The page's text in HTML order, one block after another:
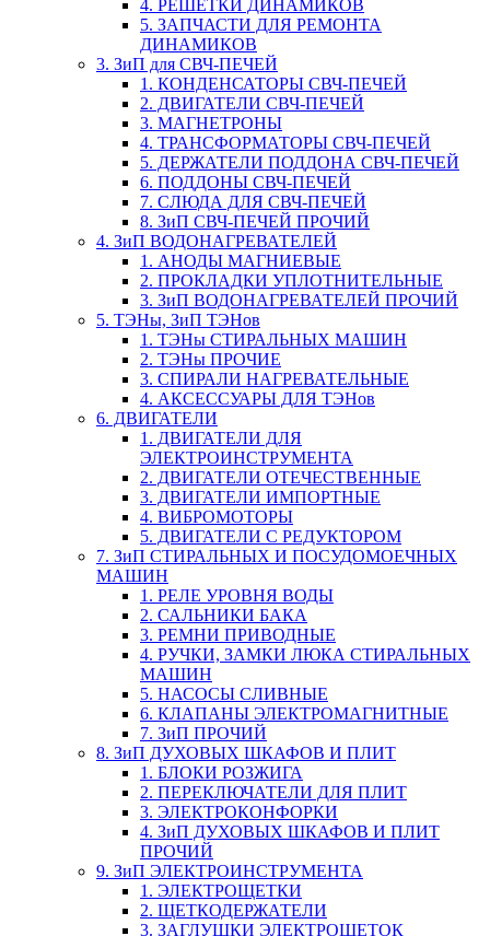
4. РЕШЕТКИ ДИНАМИКОВ
5. ЗАПЧАСТИ ДЛЯ РЕМОНТА
ДИНАМИКОВ
3. ЗиП для СВЧ-ПЕЧЕЙ
1. КОНДЕНСАТОРЫ СВЧ-ПЕЧЕЙ
2. ДВИГАТЕЛИ СВЧ-ПЕЧЕЙ
3. МАГНЕТРОНЫ
4. ТРАНСФОРМАТОРЫ СВЧ-ПЕЧЕЙ
5. ДЕРЖАТЕЛИ ПОДДОНА СВЧ-ПЕЧЕЙ
6. ПОДДОНЫ СВЧ-ПЕЧЕЙ
7. СЛЮДА ДЛЯ СВЧ-ПЕЧЕЙ
8. ЗиП СВЧ-ПЕЧЕЙ ПРОЧИЙ
4. ЗиП ВОДОНАГРЕВАТЕЛЕЙ
1. АНОДЫ МАГНИЕВЫЕ
2. ПРОКЛАДКИ УПЛОТНИТЕЛЬНЫЕ
3. ЗиП ВОДОНАГРЕВАТЕЛЕЙ ПРОЧИЙ
5. ТЭНы, ЗиП ТЭНов
1. ТЭНы СТИРАЛЬНЫХ МАШИН
2. ТЭНы ПРОЧИЕ
3. СПИРАЛИ НАГРЕВАТЕЛЬНЫЕ
4. АКСЕССУАРЫ ДЛЯ ТЭНов
6. ДВИГАТЕЛИ
1. ДВИГАТЕЛИ ДЛЯ
ЭЛЕКТРОИНСТРУМЕНТА
2. ДВИГАТЕЛИ ОТЕЧЕСТВЕННЫЕ
3. ДВИГАТЕЛИ ИМПОРТНЫЕ
4. ВИБРОМОТОРЫ
5. ДВИГАТЕЛИ С РЕДУКТОРОМ
7. ЗиП СТИРАЛЬНЫХ И ПОСУДОМОЕЧНЫХ
МАШИН
1. РЕЛЕ УРОВНЯ ВОДЫ
2. САЛЬНИКИ БАКА
3. РЕМНИ ПРИВОДНЫЕ
4. РУЧКИ, ЗАМКИ ЛЮКА СТИРАЛЬНЫХ
МАШИН
5. НАСОСЫ СЛИВНЫЕ
6. КЛАПАНЫ ЭЛЕКТРОМАГНИТНЫЕ
7. ЗиП ПРОЧИЙ
8. ЗиП ДУХОВЫХ ШКАФОВ И ПЛИТ
1. БЛОКИ РОЗЖИГА
2. ПЕРЕКЛЮЧАТЕЛИ ДЛЯ ПЛИТ
3. ЭЛЕКТРОКОНФОРКИ
4. ЗиП ДУХОВЫХ ШКАФОВ И ПЛИТ
ПРОЧИЙ
9. ЗиП ЭЛЕКТРОИНСТРУМЕНТА
1. ЭЛЕКТРОЩЕТКИ
2. ЩЕТКОДЕРЖАТЕЛИ
3. ЗАГЛУШКИ ЭЛЕКТРОЩЕТОК